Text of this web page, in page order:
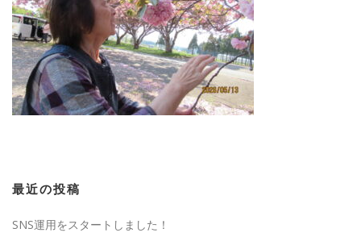
最近の投稿
SNS運用をスタートしました！